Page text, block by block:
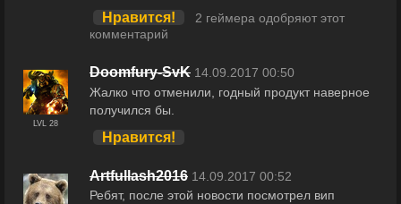
Нравится!
2 геймера одобряют этот
комментарий
LVL 28
Doomfury-SvK 14.09.2017 00:50
Жалко что отменили, годный продукт наверное
получился бы.
Нравится!
Artfullash2016 14.09.2017 00:52
Ребят, после этой новости посмотрел вип